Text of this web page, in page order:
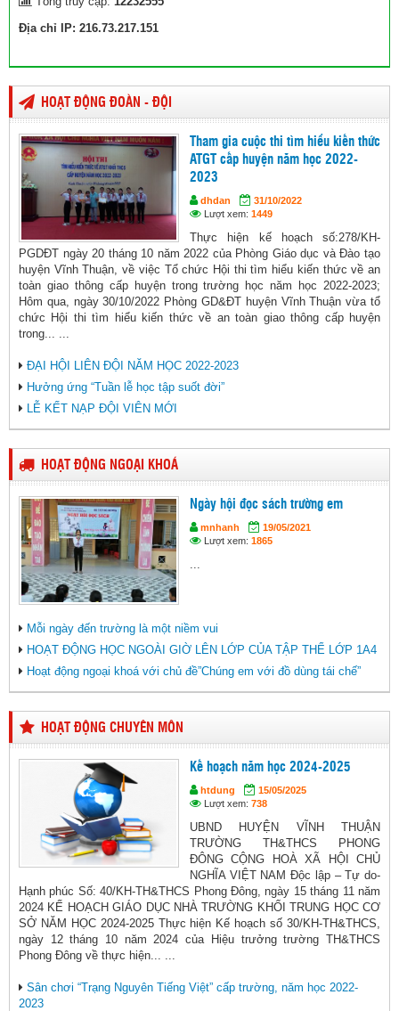
Địa chỉ IP: 216.73.217.151
HOẠT ĐỘNG ĐOÀN - ĐỘI
Tham gia cuộc thi tìm hiểu kiến thức
ATGT cấp huyện năm học 2022-
2023
dhdan
31/10/2022
Lượt xem: 1449
Thực hiện kế hoạch số:278/KH-
PGDĐT ngày 20 tháng 10 năm 2022 của Phòng Giáo dục và Đào tạo
huyện Vĩnh Thuận, về việc Tổ chức Hội thi tìm hiểu kiến thức về an
toàn giao thông cấp huyện trong trường học năm học 2022-2023;
Hôm qua, ngày 30/10/2022 Phòng GD&ĐT huyện Vĩnh Thuận vừa tổ
chức Hội thi tìm hiểu kiến thức về an toàn giao thông cấp huyện
trong... ...
ĐẠI HỘI LIÊN ĐỘI NĂM HỌC 2022-2023
Hưởng ứng “Tuần lễ học tập suốt đời”
LỄ KẾT NẠP ĐỘI VIÊN MỚI
HOẠT ĐỘNG NGOẠI KHOÁ
Ngày hội đọc sách trường em
mnhanh
19/05/2021
Lượt xem: 1865
Mỗi ngày đến trường là một niềm vui
HOẠT ĐỘNG HỌC NGOÀI GIỜ LÊN LỚP CỦA TẬP THỂ LỚP 1A4
Hoạt động ngoại khoá với chủ đề”Chúng em với đồ dùng tái chế”
HOẠT ĐỘNG CHUYÊN MÔN
Kế hoạch năm học 2024-2025
htdung
15/05/2025
Lượt xem: 738
UBND HUYỆN VĨNH THUẬN
TRƯỜNG TH&THCS PHONG
ĐÔNG CỘNG HOÀ XÃ HỘI CHỦ
NGHĨA VIỆT NAM Độc lập – Tự do-
Hạnh phúc Số: 40/KH-TH&THCS Phong Đông, ngày 15 tháng 11 năm
2024 KẾ HOẠCH GIÁO DỤC NHÀ TRƯỜNG KHỐI TRUNG HỌC CƠ
SỞ NĂM HỌC 2024-2025 Thực hiện Kế hoạch số 30/KH-TH&THCS,
ngày 12 tháng 10 năm 2024 của Hiệu trưởng trường TH&THCS
Phong Đông về thực hiện... ...
Sân chơi “Trạng Nguyên Tiếng Việt” cấp trường, năm học 2022-
2023